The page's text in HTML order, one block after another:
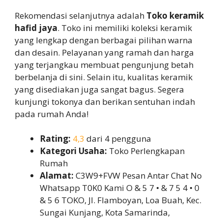
Rekomendasi selanjutnya adalah Toko keramik
hafid jaya. Toko ini memiliki koleksi keramik
yang lengkap dengan berbagai pilihan warna
dan desain. Pelayanan yang ramah dan harga
yang terjangkau membuat pengunjung betah
berbelanja di sini. Selain itu, kualitas keramik
yang disediakan juga sangat bagus. Segera
kunjungi tokonya dan berikan sentuhan indah
pada rumah Anda!
Rating: 4,3 dari 4 pengguna
Kategori Usaha: Toko Perlengkapan
Rumah
Alamat: C3W9+FVW Pesan Antar Chat No
Whatsapp T0K0 Kami O & 5 7 • & 7 5 4 • 0
& 5 6 TOKO, Jl. Flamboyan, Loa Buah, Kec.
Sungai Kunjang, Kota Samarinda,